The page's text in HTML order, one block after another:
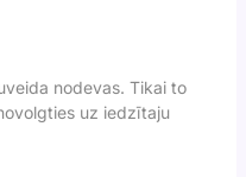
nodevas. Tikai to
uz iedzītaju